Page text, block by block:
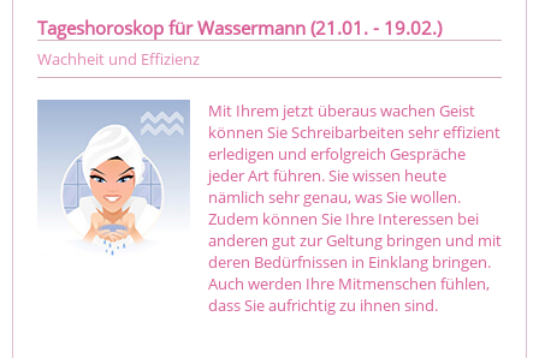
Tageshoroskop für Wassermann (21.01. - 19.02.)
Wachheit und Effizienz
Mit Ihrem jetzt überaus wachen Geist
können Sie Schreibarbeiten sehr effizient
erledigen und erfolgreich Gespräche
jeder Art führen. Sie wissen heute
nämlich sehr genau, was Sie wollen.
Zudem können Sie Ihre Interessen bei
anderen gut zur Geltung bringen und mit
deren Bedürfnissen in Einklang bringen.
Auch werden Ihre Mitmenschen fühlen,
dass Sie aufrichtig zu ihnen sind.